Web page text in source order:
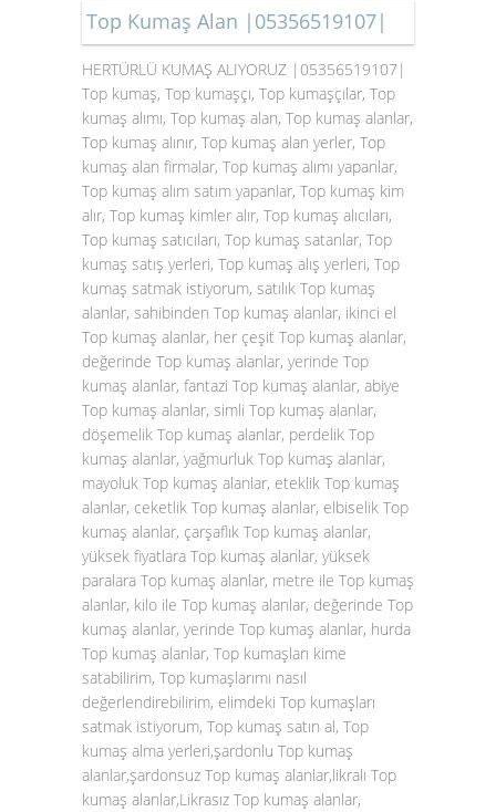
Top Kumaş Alan |05356519107|
HERTÜRLÜ KUMAŞ ALIYORUZ |05356519107|
Top kumaş, Top kumaşçı, Top kumaşçılar, Top
kumaş alımı, Top kumaş alan, Top kumaş alanlar,
Top kumaş alınır, Top kumaş alan yerler, Top
kumaş alan firmalar, Top kumaş alımı yapanlar,
Top kumaş alım satım yapanlar, Top kumaş kim
alır, Top kumaş kimler alır, Top kumaş alıcıları,
Top kumaş satıcıları, Top kumaş satanlar, Top
kumaş satış yerleri, Top kumaş alış yerleri, Top
kumaş satmak istiyorum, satılık Top kumaş
alanlar, sahibinden Top kumaş alanlar, ikinci el
Top kumaş alanlar, her çeşit Top kumaş alanlar,
değerinde Top kumaş alanlar, yerinde Top
kumaş alanlar, fantazi Top kumaş alanlar, abiye
Top kumaş alanlar, simli Top kumaş alanlar,
döşemelik Top kumaş alanlar, perdelik Top
kumaş alanlar, yağmurluk Top kumaş alanlar,
mayoluk Top kumaş alanlar, eteklik Top kumaş
alanlar, ceketlik Top kumaş alanlar, elbiselik Top
kumaş alanlar, çarşaflık Top kumaş alanlar,
yüksek fiyatlara Top kumaş alanlar, yüksek
paralara Top kumaş alanlar, metre ile Top kumaş
alanlar, kilo ile Top kumaş alanlar, değerinde Top
kumaş alanlar, yerinde Top kumaş alanlar, hurda
Top kumaş alanlar, Top kumaşları kime
satabilirim, Top kumaşlarımı nasıl
değerlendirebilirim, elimdeki Top kumaşları
satmak istiyorum, Top kumaş satın al, Top
kumaş alma yerleri,şardonlu Top kumaş
alanlar,şardonsuz Top kumaş alanlar,likralı Top
kumaş alanlar,Likrasız Top kumaş alanlar,